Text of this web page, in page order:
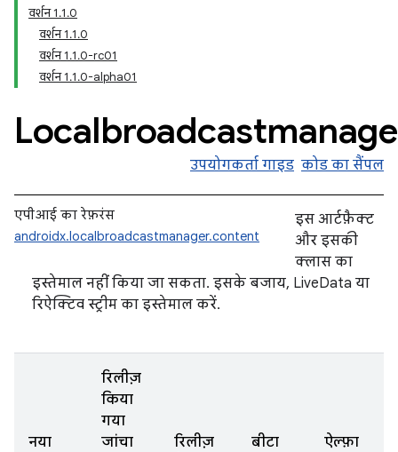
वर्शन 1.1.0
वर्शन 1.1.0
वर्शन 1.1.0-rc01
वर्शन 1.1.0-alpha01
उपयोगकर्ता गाइड कोड का सैंपल
एपीआई का रेफ़रंस
androidx.localbroadcastmanager.content
इस आर्टफ़ैक्ट
और इसकी
क्लास का
इस्तेमाल नहीं किया जा सकता. इसके बजाय, LiveData या
रिऐक्टिव स्ट्रीम का इस्तेमाल करें.
नया
रिलीज़
किया
गया
जांचा
रिलीज़
बीटा
ऐल्फ़ा